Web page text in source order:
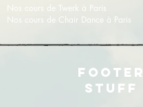
Nos cours de Twerk à Paris
Nos cours de Chair Dance à Paris
FOOTER
STUFF